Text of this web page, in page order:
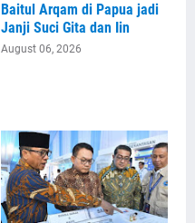
Baitul Arqam di Papua jadi
Janji Suci Gita dan Iin
August 06, 2026